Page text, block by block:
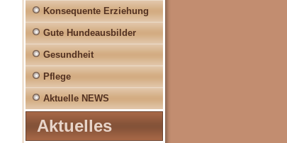
Konsequente Erziehung
Gute Hundeausbilder
Gesundheit
Pflege
Aktuelle NEWS
Aktuelles